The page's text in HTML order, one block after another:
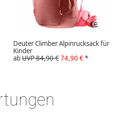
Deuter Climber Alpinrucksack für
Kinder
abUVP 84,90 €74,90 €*